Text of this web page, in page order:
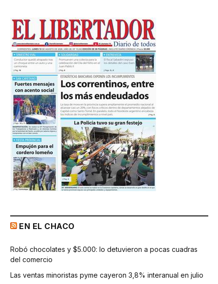
EN EL CHACO
Robó chocolates y $5.000: lo detuvieron a pocas cuadras
del comercio
Las ventas minoristas pyme cayeron 3,8% interanual en julio